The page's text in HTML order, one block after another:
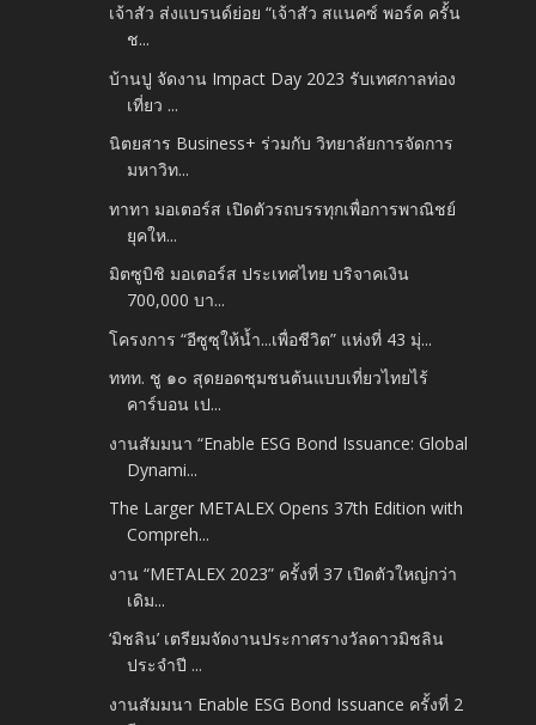
เจ้าสัว ส่งแบรนด์ย่อย “เจ้าสัว สแนคซ์ พอร์ค ครั้น
ช...
บ้านปู จัดงาน Impact Day 2023 รับเทศกาลท่อง
เที่ยว ...
นิตยสาร Business+ ร่วมกับ วิทยาลัยการจัดการ
มหาวิท...
ทาทา มอเตอร์ส เปิดตัวรถบรรทุกเพื่อการพาณิชย์
ยุคให...
มิตซูบิชิ มอเตอร์ส ประเทศไทย บริจาคเงิน
700,000 บา...
โครงการ “อีซูซุให้น้ำ...เพื่อชีวิต” แห่งที่ 43 มุ่...
ททท. ชู ๑๐ สุดยอดชุมชนต้นแบบเที่ยวไทยไร้
คาร์บอน เป...
งานสัมมนา “Enable ESG Bond Issuance: Global
Dynami...
The Larger METALEX Opens 37th Edition with
Compreh...
งาน “METALEX 2023” ครั้งที่ 37 เปิดตัวใหญ่กว่า
เดิม...
‘มิชลิน’ เตรียมจัดงานประกาศรางวัลดาวมิชลิน
ประจำปี ...
งานสัมมนา Enable ESG Bond Issuance ครั้งที่ 2